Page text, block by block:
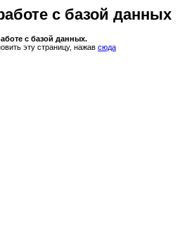
с базой данных
с базой данных.
эту страницу, нажав сюда